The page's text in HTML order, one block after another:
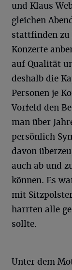
und Klaus
gleichen
stattfinden zu
Konzerte
auf Qualität
deshalb die
Personen je
Vorfeld den
man über
persönlich
davon
auch ab und
können. Es
mit
harrten alle
sollte.
Unter dem